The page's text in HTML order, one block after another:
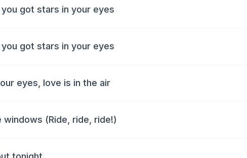
you got stars in your eyes
you got stars in your eyes
eyes, love is in the air
windows (Ride, ride, ride!)